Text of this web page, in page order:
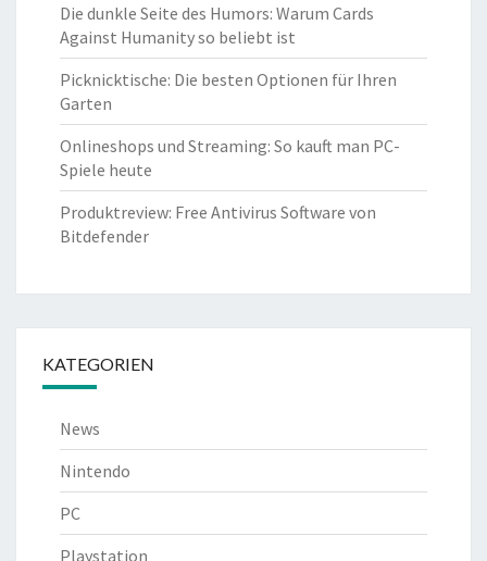
Die dunkle Seite des Humors: Warum Cards
Against Humanity so beliebt ist
Picknicktische: Die besten Optionen für Ihren
Garten
Onlineshops und Streaming: So kauft man PC-
Spiele heute
Produktreview: Free Antivirus Software von
Bitdefender
KATEGORIEN
News
Nintendo
PC
Playstation